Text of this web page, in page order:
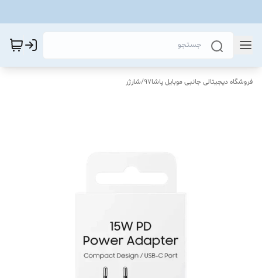
فروشگاه دیجیتالی جانبی موبایل پاشا97 /شارژر